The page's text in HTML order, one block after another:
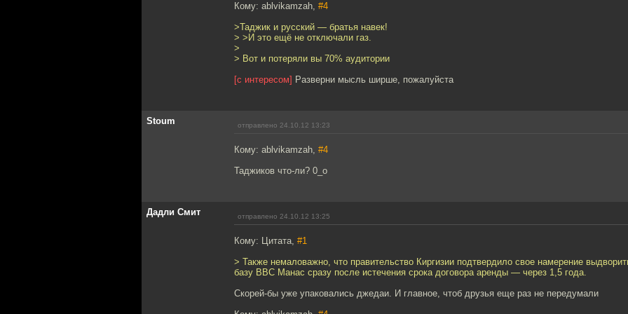
Кому: ablvikamzah, #4
>Таджик и русский — братья навек!
> >И это ещё не отключали газ.
>
> Вот и потеряли вы 70% аудитории
[с интересом] Разверни мысль ширше, пожалуйста
Stoum отправлено 24.10.12 13:23
Кому: ablvikamzah, #4
Таджиков что-ли? 0_о
Дадли Смит отправлено 24.10.12 13:25
Кому: Цитата, #1
> Также немаловажно, что правительство Киргизии подтвердило свое намерение
базу ВВС Манас сразу после истечения срока договора аренды — через 1,5 года.
Скорей-бы уже упаковались джедаи. И главное, чтоб друзья еще раз не передумали